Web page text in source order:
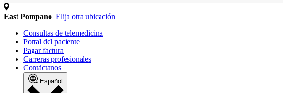
East Pompano Elija otra ubicación
Consultas de telemedicina
Portal del paciente
Pagar factura
Carreras profesionales
Contáctanos
Español